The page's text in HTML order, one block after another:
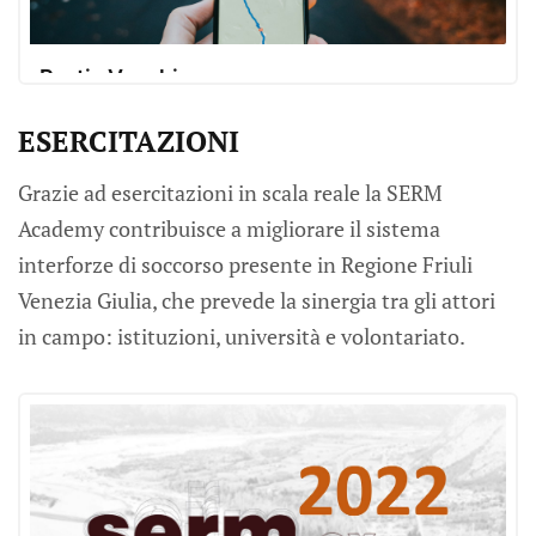
Portis Vecchio
Venzone, nella provincia di Udine. Il paese di
Portis è situato a circa 250 metri d’altitudine, nel
Tagliamento, che lambisce il paese ad ovest.
Portis è attraversato inoltre dal corso d’acqua del
Rio
SPRINT-Lab Sprint User
ESERCITAZIONI
Grazie ad esercitazioni in scala reale la SERM
Academy contribuisce a migliorare il sistema
interforze di soccorso presente in Regione Friuli
Venezia Giulia, che prevede la sinergia tra gli attori
in campo: istituzioni, università e volontariato.